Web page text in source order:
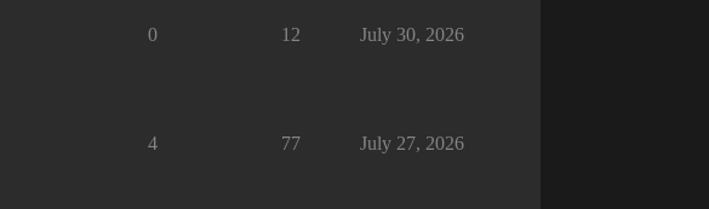
0 12 July 30, 2026
4 77 July 27, 2026